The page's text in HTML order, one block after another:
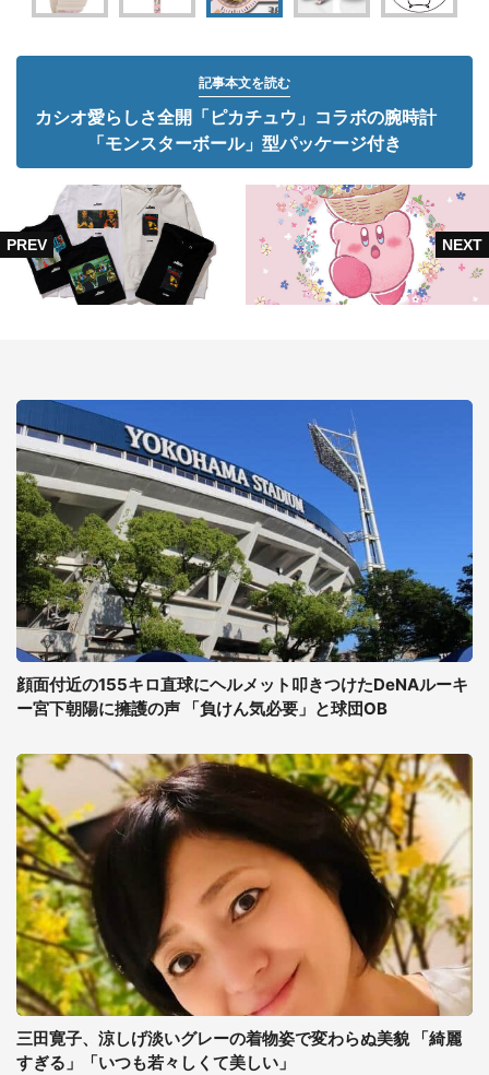
記事本文を読む
カシオ愛らしさ全開「ピカチュウ」コラボの腕時計
「モンスターボール」型パッケージ付き
顔面付近の155キロ直球にヘルメット叩きつけたDeNAルーキ
ー宮下朝陽に擁護の声 「負けん気必要」と球団OB
三田寛子、涼しげ淡いグレーの着物姿で変わらぬ美貌 「綺麗
すぎる」「いつも若々しくて美しい」